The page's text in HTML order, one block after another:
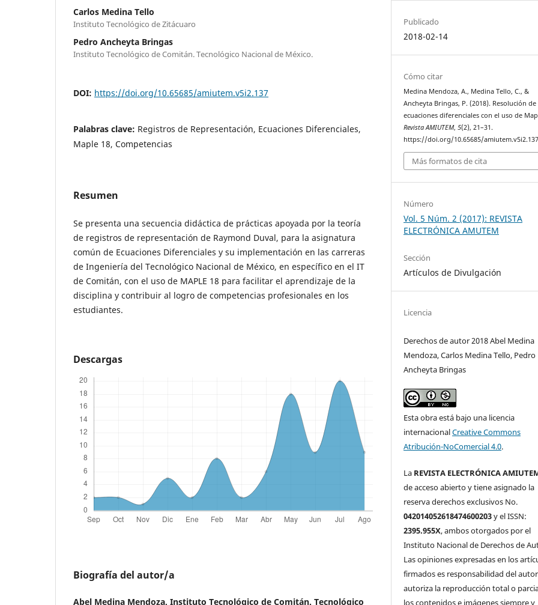
Carlos Medina Tello
Instituto Tecnológico de Zitácuaro
Pedro Ancheyta Bringas
Instituto Tecnológico de Comitán. Tecnológico Nacional de México.
DOI: https://doi.org/10.65685/amiutem.v5i2.137
Palabras clave: Registros de Representación, Ecuaciones Diferenciales,
Maple 18, Competencias
Resumen
Se presenta una secuencia didáctica de prácticas apoyada por la teoría
de registros de representación de Raymond Duval, para la asignatura
común de Ecuaciones Diferenciales y su implementación en las carreras
de Ingeniería del Tecnológico Nacional de México, en específico en el IT
de Comitán, con el uso de MAPLE 18 para facilitar el aprendizaje de la
disciplina y contribuir al logro de competencias profesionales en los
estudiantes.
Descargas
Biografía del autor/a
Abel Medina Mendoza, Instituto Tecnológico de Comitán. Tecnológico
Publicado
2018-02-14
Cómo citar
Medina Mendoza, A., Medina Tello, C., &
Ancheyta Bringas, P. (2018). Resolución de
ecuaciones diferenciales con el uso de
Revista AMIUTEM,5(2), 21–31.
https://doi.org/10.65685/amiutem.v5i2.137
Más formatos de cita
Número
Vol. 5 Núm. 2 (2017): REVISTA
ELECTRÓNICA AMUTEM
Sección
Artículos de Divulgación
Licencia
Derechos de autor 2018 Abel Medina
Mendoza, Carlos Medina Tello, Pedro
Ancheyta Bringas
Esta obra está bajo una licencia
internacionalCreative Commons
Atribución-NoComercial 4.0.
La REVISTA ELECTRÓNICA
de acceso abierto y tiene asignado la
reserva derechos exclusivos No.
042014052618474600203y el ISSN:
2395.955X, ambos otorgados por el
Instituto Nacional de Derechos de
Las opiniones expresadas en los
firmados es responsabilidad del
autoriza la reproducción total o
los contenidos e imágenes siempre y